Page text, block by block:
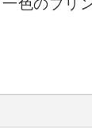
色のプリ